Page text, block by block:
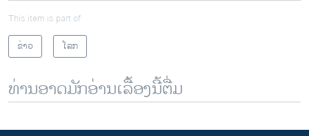
This item is part of
ຂ່າວ
ໂລກ
ທ່ານອາດມັກອ່ານເລື້ອງນີ້ຕື່ມ